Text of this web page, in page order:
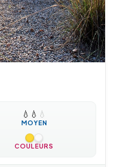
💧 💧 💧
MOYEN
COULEURS